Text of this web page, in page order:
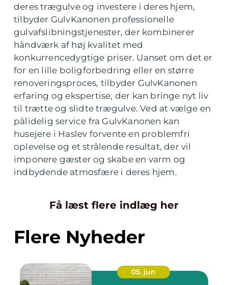
deres trægulve og investere i deres hjem,
tilbyder GulvKanonen professionelle
gulvafslibningstjenester, der kombinerer
håndværk af høj kvalitet med
konkurrencedygtige priser. Uanset om det er
for en lille boligforbedring eller en større
renoveringsproces, tilbyder GulvKanonen
erfaring og ekspertise, der kan bringe nyt liv
til trætte og slidte trægulve. Ved at vælge en
pålidelig service fra GulvKanonen kan
husejere i Haslev forvente en problemfri
oplevelse og et strålende resultat, der vil
imponere gæster og skabe en varm og
indbydende atmosfære i deres hjem.
Få læst flere indlæg her
Flere Nyheder
05. jun